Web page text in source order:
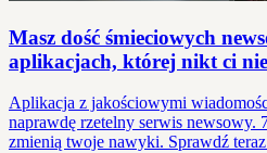
Masz dość śmieciowych
aplikacjach, której nikt ci
Aplikacja z jakościowymi
naprawdę rzetelny serwis newsowy.
zmienią twoje nawyki. Sprawdź